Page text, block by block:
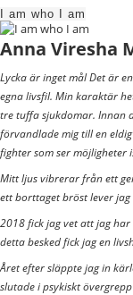
I am who I am
Anna Viresha
Lycka är inget mål Det är
egna livsfil. Min karaktär
tre tuffa sjukdomar. Innan
förvandlade mig till en
fighter som ser
Mitt ljus vibrerar från ett
ett borttaget bröst lever
2018 fick jag vet att jag
detta besked fick jag en
Året efter släppte jag in
slutade i psykiskt